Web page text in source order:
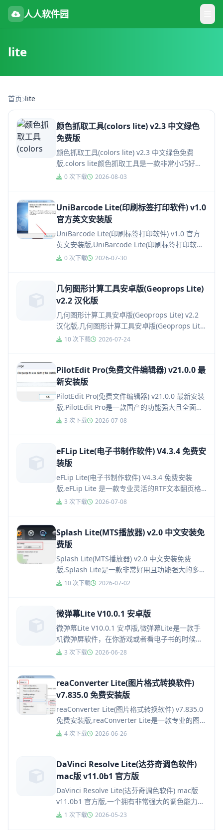
人人软件园
lite
首页 lite
颜色抓取工具(colors lite) v2.3 中文绿色
免费版
颜色抓取工具(colors lite) v2.3 中文绿色免费
版,colors lite颜色抓取工具是一款非常小巧好用
的屏幕颜色提取工具，colors l...
0 次下载 2026-08-03
UniBarcode Lite(印刷标签打印软件) v1.0
官方英文安装版
UniBarcode Lite(印刷标签打印软件) v1.0 官方
英文安装版,UniBarcode Lite(印刷标签打印软件)
是一款来自国外完全免费的印...
0 次下载 2026-07-30
几何图形计算工具安卓版(Geoprops Lite)
v2.2 汉化版
几何图形计算工具安卓版(Geoprops Lite) v2.2
汉化版,几何图形计算工具安卓版(Geoprops Lite)
一款小巧实用的几何图形计算工具...
10 次下载 2026-07-24
PilotEdit Pro(免费文件编辑器) v21.0.0 最
新安装版
PilotEdit Pro(免费文件编辑器) v21.0.0 最新安装
版,PilotEdit Pro是一款国产的功能强大且全面的
文本编辑器，专为程序员、开...
3 次下载 2026-07-08
eFLip Lite(电子书制作软件) V4.3.4 免费安
装版
eFLip Lite(电子书制作软件) V4.3.4 免费安装
版,eFLip Lite 是一款专业灵活的RTF文本翻页格
式制作工具。简单地导入您的杂志，f...
3 次下载 2026-07-08
Splash Lite(MTS播放器) v2.0 中文安装免
费版
Splash Lite(MTS播放器) v2.0 中文安装免费
版,Splash Lite是一款非常好用且功能强大的多功
能视频播放器工具，除了具有播放mts...
10 次下载 2026-07-02
微弹幕Lite V10.0.1 安卓版
微弹幕Lite V10.0.1 安卓版,微弹幕Lite是一款手
机微弹屏软件，在你游戏或者看电子书的时候不
想被消息中断，但是又害怕漏掉重要信息，没关
3 次下载 2026-06-28
reaConverter Lite(图片格式转换软件)
v7.835.0 免费安装版
reaConverter Lite(图片格式转换软件) v7.835.0
免费安装版,reaConverter Lite是一款专业的图片
转换软件，可以将你...
4 次下载 2026-06-26
DaVinci Resolve Lite(达芬奇调色软件)
mac版 v11.0b1 官方版
DaVinci Resolve Lite(达芬奇调色软件) mac版
v11.0b1 官方版,一个拥有非常强大的调色能力，
而它强大的剪辑功能和管理整体创...
1 次下载 2026-05-23